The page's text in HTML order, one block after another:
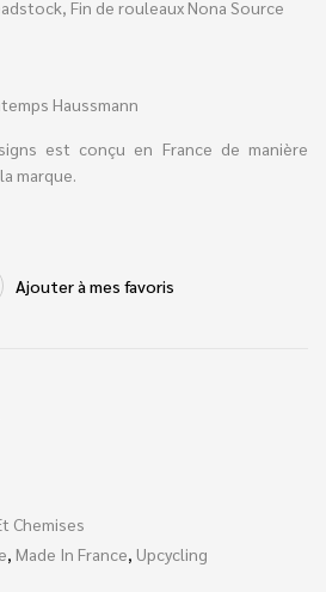
Fin de rouleaux Nona Source
Haussmann
est conçu en France de manière
marque.
Ajouter à mes favoris
Chemises
, Made In France, Upcycling